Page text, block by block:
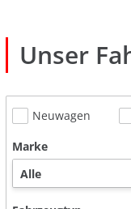
Unser
Neuwagen
Marke